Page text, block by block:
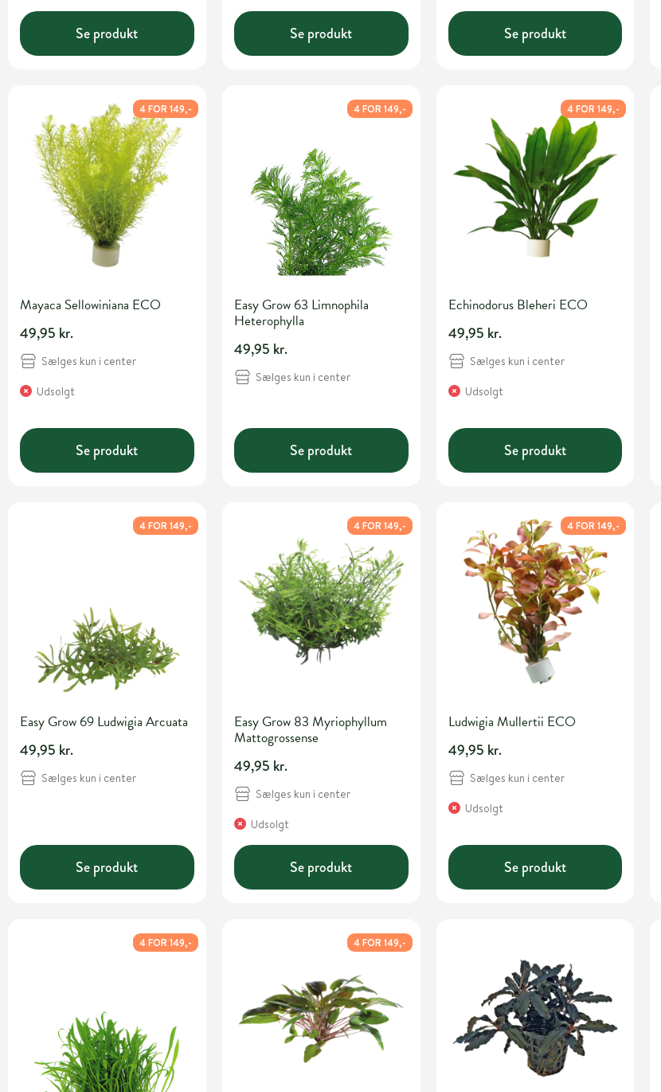
Se produkt Se produkt Se produkt
4 FOR 149,-
Mayaca Sellowiniana ECO
49,95 kr.
Sælges kun i center
Udsolgt
Se produkt
4 FOR 149,-
Easy Grow 63 Limnophila
Heterophylla
49,95 kr.
Sælges kun i center
Se produkt
4 FOR 149,-
Echinodorus Bleheri ECO
49,95 kr.
Sælges kun i center
Udsolgt
Se produkt
4 FOR 149,-
Easy Grow 69 Ludwigia Arcuata
49,95 kr.
Sælges kun i center
Se produkt
4 FOR 149,-
Easy Grow 83 Myriophyllum
Mattogrossense
49,95 kr.
Sælges kun i center
Udsolgt
Se produkt
4 FOR 149,-
Ludwigia Mullertii ECO
49,95 kr.
Sælges kun i center
Udsolgt
Se produkt
4 FOR 149,- 4 FOR 149,-